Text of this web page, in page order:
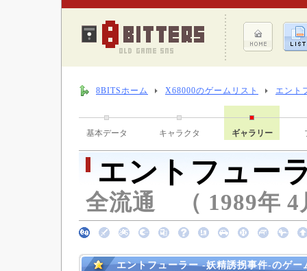
8BITSホーム X68000のゲームリスト エント
基本データ キャラクタ ギャラリー
エントフュー
全流通 （ 1989年 4
エントフューラー -妖精誘拐事件-のゲー